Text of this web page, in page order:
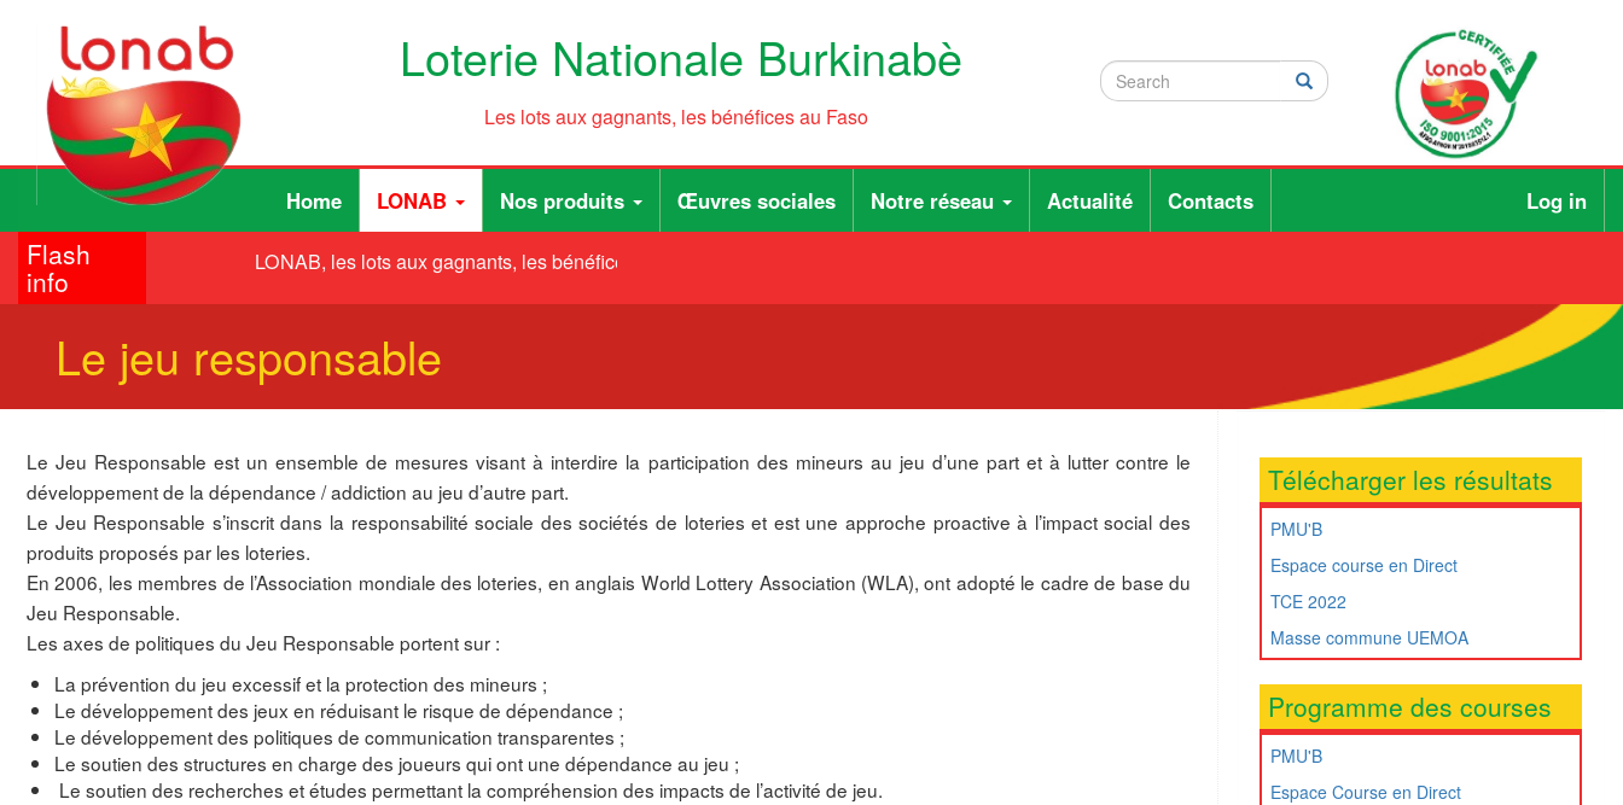
content
Loterie Nationale Burkinabè
Les lots aux gagnants, les bénéfices au Faso Rechercher
Search Search
Main
navigation
Home LONAB Nos produits Œuvres sociales Notre réseau Actualité Contacts
User
account
menu
Log in
Flash
info
LONAB, les lots aux gagnants, les bénéfices au Faso
Le jeu responsable
Le Jeu Responsable est un ensemble de mesures visant à interdire la participation des mineurs au jeu d’une part et à lutter contre le
développement de la dépendance / addiction au jeu d’autre part.
Le Jeu Responsable s’inscrit dans la responsabilité sociale des sociétés de loteries et est une approche proactive à l’impact social des
produits proposés par les loteries.
En 2006, les membres de l’Association mondiale des loteries, en anglais World Lottery Association (WLA), ont adopté le cadre de base du
Jeu Responsable.
Les axes de politiques du Jeu Responsable portent sur :
La prévention du jeu excessif et la protection des mineurs ;
Le développement des jeux en réduisant le risque de dépendance ;
Le développement des politiques de communication transparentes ;
Le soutien des structures en charge des joueurs qui ont une dépendance au jeu ;
Le soutien des recherches et études permettant la compréhension des impacts de l’activité de jeu.
Télécharger les résultats
PMU'B
Espace course en Direct
TCE 2022
Masse commune UEMOA
Programme des courses
PMU'B
Espace Course en Direct